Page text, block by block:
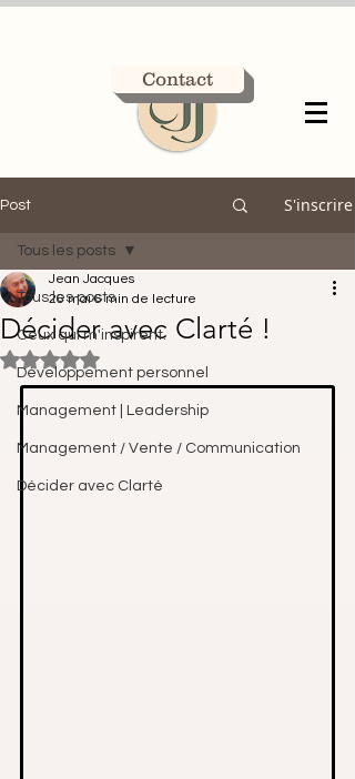
Contact
Post S'inscrire
Tous les posts
Ceux qui m'inspirent.
Développement personnel
Management | Leadership
Management / Vente / Communication
Décider avec Clarté
Tous les posts
Décider avec Clarté !
Jean Jacques
26 mai 6 min de lecture
Noté NaN étoiles sur 5.